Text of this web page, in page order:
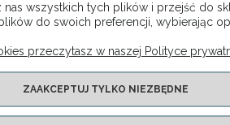
nas wszystkich tych plików i przejść do
do swoich preferencji, wybierając
przeczytasz w naszej Polityce
ZAAKCEPTUJ TYLKO NIEZBĘDNE